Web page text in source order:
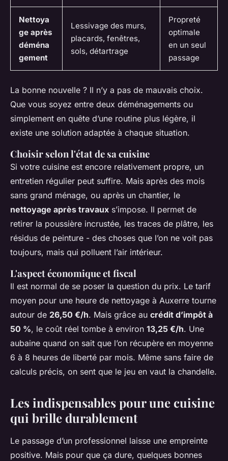
Nettoya
ge après
déména
gement
Lessivage des murs,
placards, fenêtres,
sols, détartrage
Propreté
optimale
en un seul
passage
La bonne nouvelle ? Il n’y a pas de mauvais choix.
Que vous soyez entre deux déménagements ou
simplement en quête d’une routine plus légère, il
existe une solution adaptée à chaque situation.
Choisir selon l'état de sa cuisine
Si votre cuisine est encore relativement propre, un
entretien régulier peut suffire. Mais après des mois
sans grand ménage, ou après un chantier, le
nettoyage après travaux s’impose. Il permet de
retirer la poussière incrustée, les traces de plâtre, les
résidus de peinture - des choses que l’on ne voit pas
toujours, mais qui polluent l’air intérieur.
L'aspect économique et fiscal
Il est normal de se poser la question du prix. Le tarif
moyen pour une heure de nettoyage à Auxerre tourne
autour de 26,50 €/h. Mais grâce au crédit d’impôt à
50 %, le coût réel tombe à environ 13,25 €/h. Une
aubaine quand on sait que l’on récupère en moyenne
6 à 8 heures de liberté par mois. Même sans faire de
calculs précis, on sent que le jeu en vaut la chandelle.
Les indispensables pour une cuisine
qui brille durablement
Le passage d’un professionnel laisse une empreinte
positive. Mais pour que ça dure, quelques bonnes